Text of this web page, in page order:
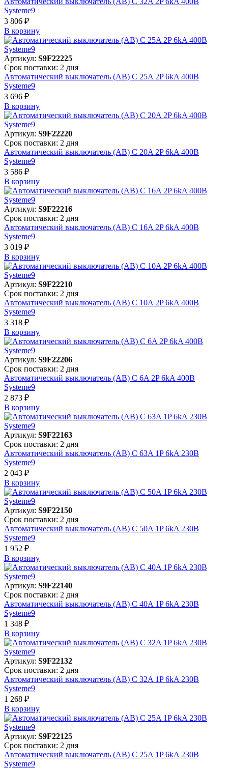
Systeme9
3 806 ₽
В корзинy
Артикул: S9F22225
Срок поставки: 2 дня
Автоматический выключатель (АВ) C 25A 2P 6kA 400В
Systeme9
3 696 ₽
В корзинy
Артикул: S9F22220
Срок поставки: 2 дня
Автоматический выключатель (АВ) C 20A 2P 6kA 400В
Systeme9
3 586 ₽
В корзинy
Артикул: S9F22216
Срок поставки: 2 дня
Автоматический выключатель (АВ) C 16A 2P 6kA 400В
Systeme9
3 019 ₽
В корзинy
Артикул: S9F22210
Срок поставки: 2 дня
Автоматический выключатель (АВ) C 10A 2P 6kA 400В
Systeme9
3 318 ₽
В корзинy
Артикул: S9F22206
Срок поставки: 2 дня
Автоматический выключатель (АВ) C 6A 2P 6kA 400В
Systeme9
2 873 ₽
В корзинy
Артикул: S9F22163
Срок поставки: 2 дня
Автоматический выключатель (АВ) C 63A 1P 6kA 230В
Systeme9
2 043 ₽
В корзинy
Артикул: S9F22150
Срок поставки: 2 дня
Автоматический выключатель (АВ) C 50A 1P 6kA 230В
Systeme9
1 952 ₽
В корзинy
Артикул: S9F22140
Срок поставки: 2 дня
Автоматический выключатель (АВ) C 40A 1P 6kA 230В
Systeme9
1 348 ₽
В корзинy
Артикул: S9F22132
Срок поставки: 2 дня
Автоматический выключатель (АВ) C 32A 1P 6kA 230В
Systeme9
1 268 ₽
В корзинy
Артикул: S9F22125
Срок поставки: 2 дня
Автоматический выключатель (АВ) C 25A 1P 6kA 230В
Systeme9